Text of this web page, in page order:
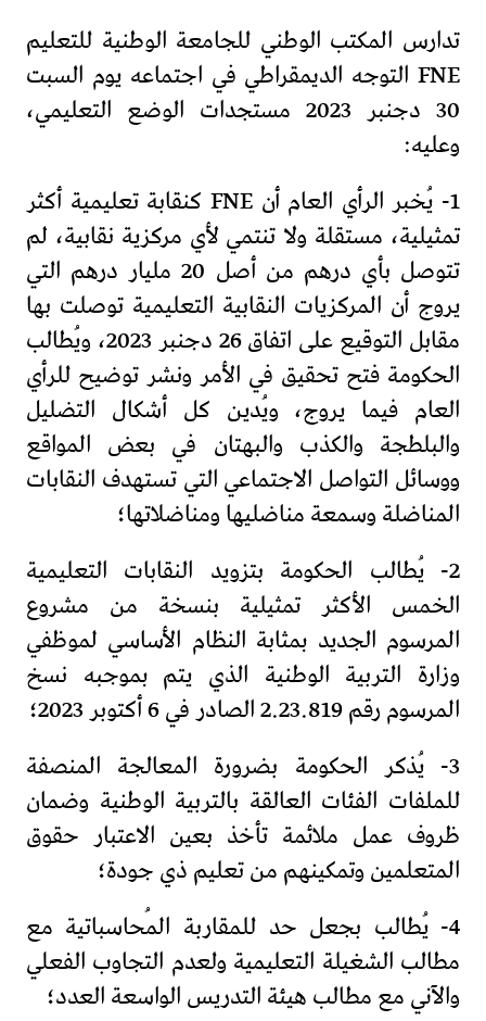
تدارس المكتب الوطني للجامعة الوطنية للتعليم
FNE التوجه الديمقراطي في اجتماعه يوم السبت
30 دجنبر 2023 مستجدات الوضع التعليمي،
وعليه:
1- يُخبر الرأي العام أن FNE كنقابة تعليمية أكثر
تمثيلية، مستقلة ولا تنتمي لأي مركزية نقابية، لم
تتوصل بأي درهم من أصل 20 مليار درهم التي
يروج أن المركزيات النقابية التعليمية توصلت بها
مقابل التوقيع على اتفاق 26 دجنبر 2023، ويُطالب
الحكومة فتح تحقيق في الأمر ونشر توضيح للرأي
العام فيما يروج، ويُدين كل أشكال التضليل
والبلطجة والكذب والبهتان في بعض المواقع
ووسائل التواصل الاجتماعي التي تستهدف النقابات
المناضلة وسمعة مناضليها ومناضلاتها؛
2- يُطالب الحكومة بتزويد النقابات التعليمية
الخمس الأكثر تمثيلية بنسخة من مشروع
المرسوم الجديد بمثابة النظام الأساسي لموظفي
وزارة التربية الوطنية الذي يتم بموجبه نسخ
المرسوم رقم 2.23.819 الصادر في 6 أكتوبر 2023؛
3- يُذكر الحكومة بضرورة المعالجة المنصفة
للملفات الفئات العالقة بالتربية الوطنية وضمان
ظروف عمل ملائمة تأخذ بعين الاعتبار حقوق
المتعلمين وتمكينهم من تعليم ذي جودة؛
4- يُطالب بجعل حد للمقاربة المُحاسباتية مع
مطالب الشغيلة التعليمية ولعدم التجاوب الفعلي
والآني مع مطالب هيئة التدريس الواسعة العدد؛